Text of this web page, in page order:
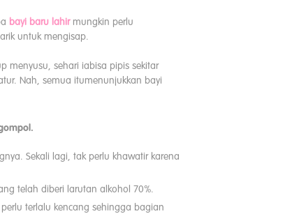
bayi baru lahirmungkin perlu
untuk mengisap.
menyusu, sehari iabisa pipis sekitar
Nah, semua itumenunjukkan bayi
Sekali lagi, tak perlu khawatir karena
telah diberi larutan alkohol 70%.
terlalu kencang sehingga bagian